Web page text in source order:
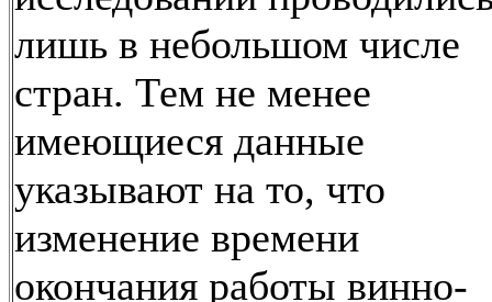
лишь в небольшом числе
стран. Тем не менее
имеющиеся данные
указывают на то, что
изменение времени
окончания работы винно-